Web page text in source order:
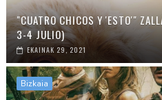
"CUATRO CHICOS Y 'ESTO'"
3-4 JULIO)
EKAINAK 29, 2021
Bizkaia